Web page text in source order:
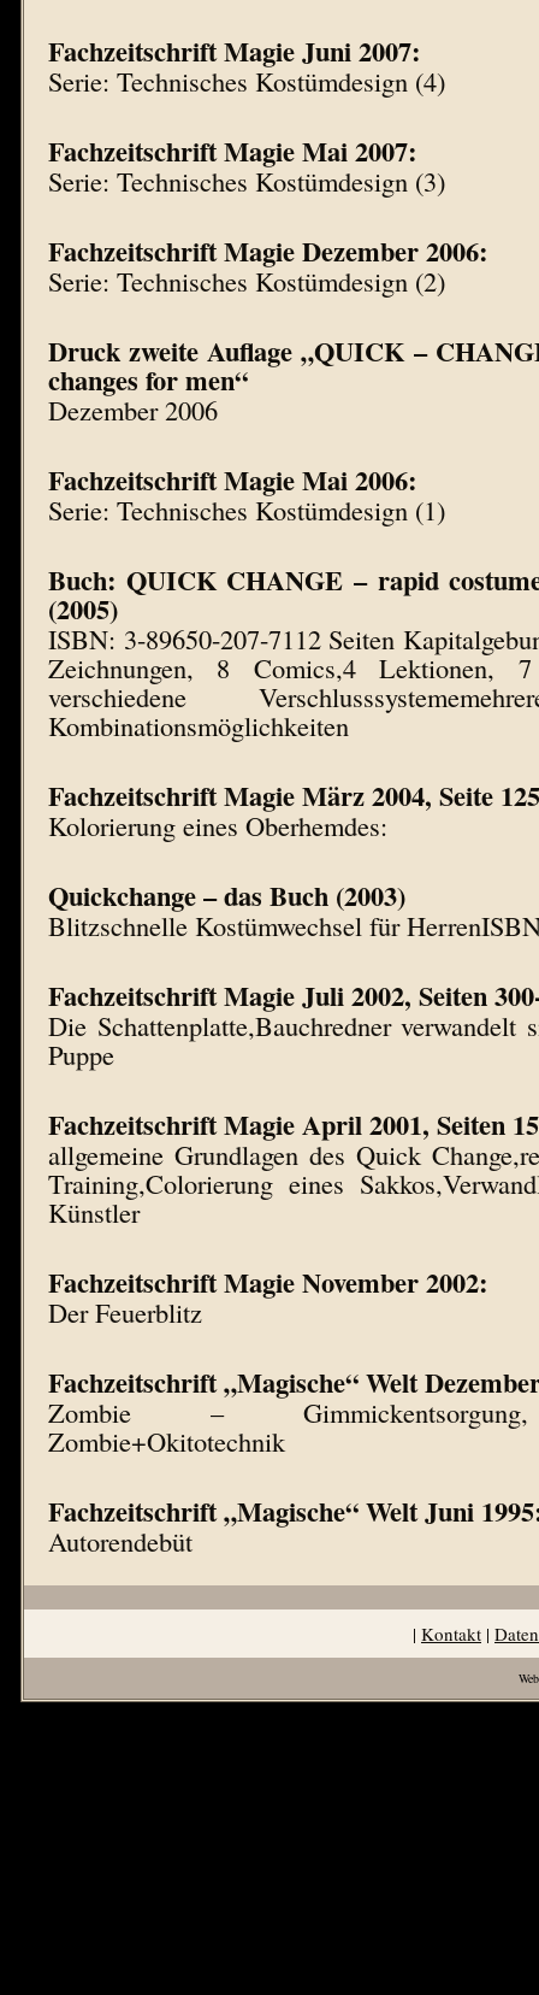
Fachzeitschrift Magie Juni 2007:
Serie: Technisches Kostümdesign (4)
Fachzeitschrift Magie Mai 2007:
Serie: Technisches Kostümdesign (3)
Fachzeitschrift Magie Dezember 2006:
Serie: Technisches Kostümdesign (2)
Druck zweite Auflage „QUICK –
changes for men“
Dezember 2006
Fachzeitschrift Magie Mai 2006:
Serie: Technisches Kostümdesign (1)
Buch: QUICK CHANGE – rapid
(2005)
ISBN: 3-89650-207-7112 Seiten
Zeichnungen, 8 Comics,4 Lektionen,
verschiedene
Kombinationsmöglichkeiten
Fachzeitschrift Magie März 2004, Seite
Kolorierung eines Oberhemdes:
Quickchange – das Buch (2003)
Blitzschnelle Kostümwechsel für
Fachzeitschrift Magie Juli 2002, Seiten
Die Schattenplatte,Bauchredner verwandelt
Puppe
Fachzeitschrift Magie April 2001, Seiten
allgemeine Grundlagen des Quick
Training,Colorierung eines
Künstler
Fachzeitschrift Magie November 2002:
Der Feuerblitz
Fachzeitschrift „Magische“ Welt
Zombie –
Zombie+Okitotechnik
Fachzeitschrift „Magische“ Welt Juni
Autorendebüt
| Kontakt |